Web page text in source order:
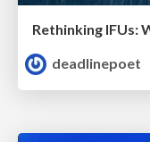
deadlinepoet